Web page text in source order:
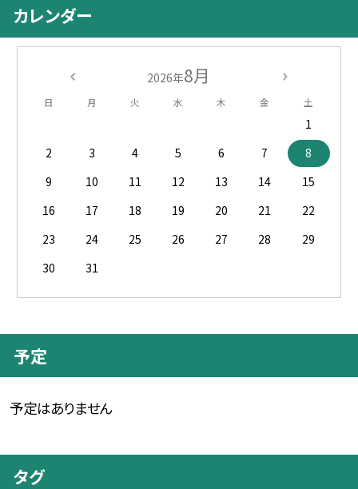
カレンダー
2026年8月
日 月 火 水 木 金 土
1
2
3 4 5 6 7
8
9
10 11 12 13 14
15
16
17 18 19 20 21
22
23
24 25 26 27 28
29
30
31
予定
予定はありません
タグ